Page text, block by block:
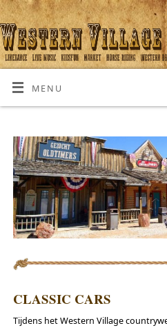
MENU
CLASSIC CARS
Tijdens het Western Village